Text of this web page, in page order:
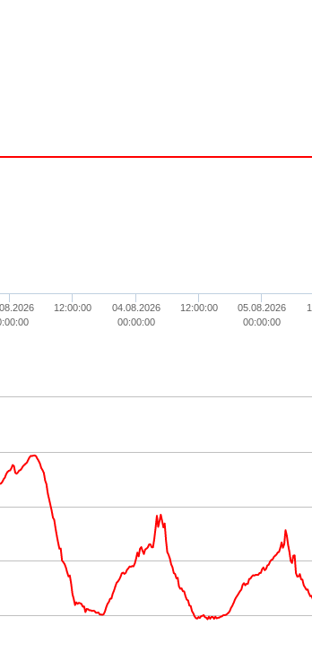
12:00:00
04.08.2026
00:00:00
12:00:00
05.08.2026
00:00:00